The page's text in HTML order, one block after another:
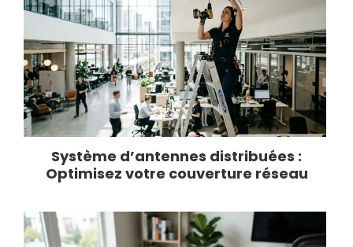
Système d’antennes distribuées :
Optimisez votre couverture réseau